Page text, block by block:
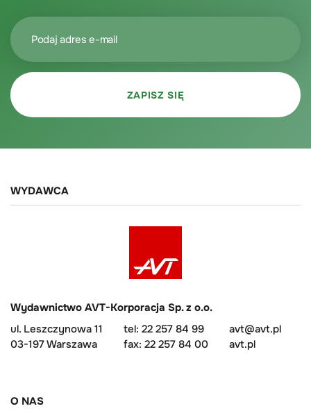
WYDAWCA
Wydawnictwo AVT-Korporacja Sp. z o.o.
ul. Leszczynowa 11
03-197 Warszawa
tel: 22 257 84 99
fax: 22 257 84 00
avt@avt.pl
avt.pl
O NAS